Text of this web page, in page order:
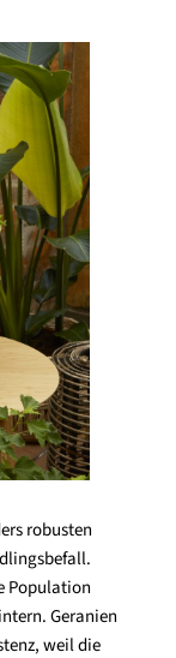
robusten
Population
Geranien
weil die